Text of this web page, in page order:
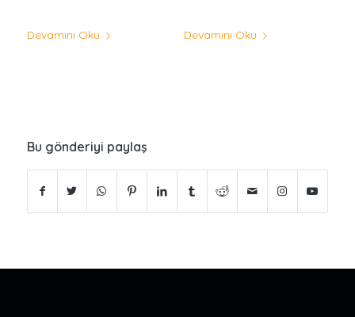
Devamını Oku Devamını Oku
Bu gönderiyi paylaş